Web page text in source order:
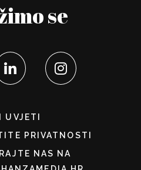
se
UVJETI
PRIVATNOSTI
NAS NA